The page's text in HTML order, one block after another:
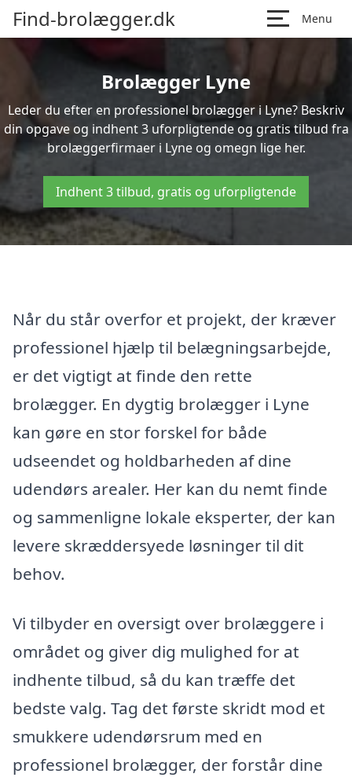
Find-brolægger.dk Menu
Brolægger Lyne
Leder du efter en professionel brolægger i Lyne? Beskriv
din opgave og indhent 3 uforpligtende og gratis tilbud fra
brolæggerfirmaer i Lyne og omegn lige her.
Indhent 3 tilbud, gratis og uforpligtende
Når du står overfor et projekt, der kræver
professionel hjælp til belægningsarbejde,
er det vigtigt at finde den rette
brolægger. En dygtig brolægger i Lyne
kan gøre en stor forskel for både
udseendet og holdbarheden af dine
udendørs arealer. Her kan du nemt finde
og sammenligne lokale eksperter, der kan
levere skræddersyede løsninger til dit
behov.
Vi tilbyder en oversigt over brolæggere i
området og giver dig mulighed for at
indhente tilbud, så du kan træffe det
bedste valg. Tag det første skridt mod et
smukkere udendørsrum med en
professionel brolægger, der forstår dine